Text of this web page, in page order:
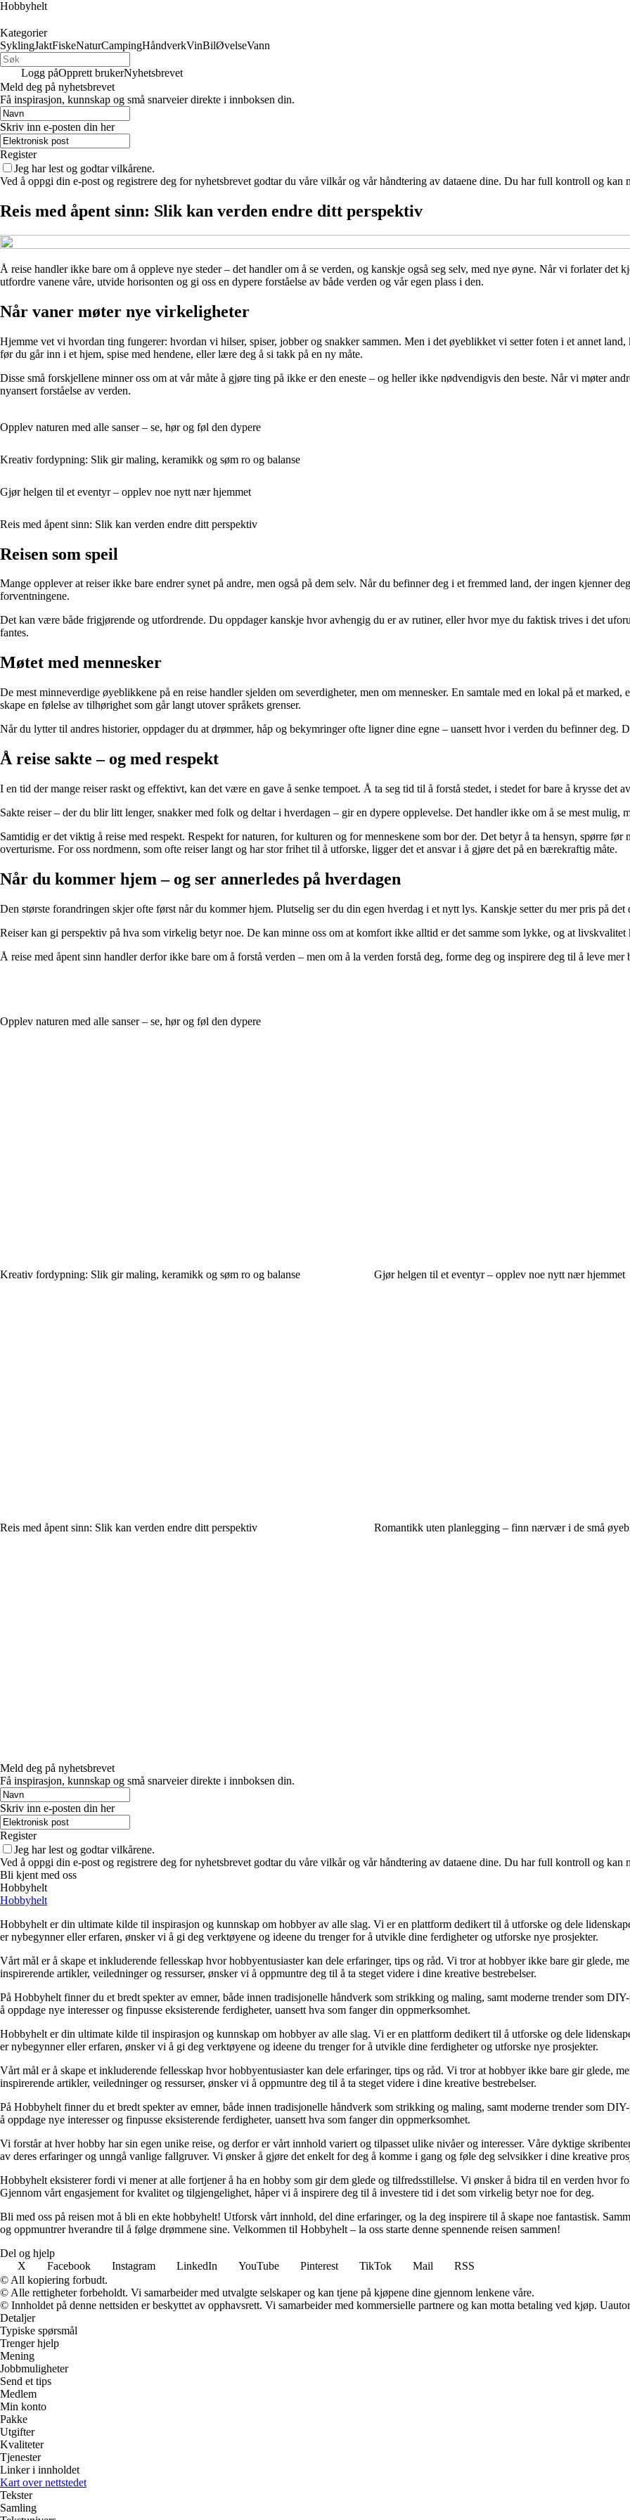
Hobbyhelt
Kategorier
SyklingJaktFiskeNaturCampingHåndverkVinBilØvelseVann
Logg påOpprett brukerNyhetsbrevet
Meld deg på nyhetsbrevet
Få inspirasjon, kunnskap og små snarveier direkte i innboksen din.
Skriv inn e-posten din her
Register
Jeg har lest og godtar vilkårene.
Ved å oppgi din e-post og registrere deg for nyhetsbrevet godtar du våre vilkår og vår håndtering av dataene dine. Du har full kontroll og kan
Reis med åpent sinn: Slik kan verden endre ditt perspektiv
Å reise handler ikke bare om å oppleve nye steder – det handler om å se verden, og kanskje også seg selv, med nye øyne. Når vi forlater det
utfordre vanene våre, utvide horisonten og gi oss en dypere forståelse av både verden og vår egen plass i den.
Når vaner møter nye virkeligheter
Hjemme vet vi hvordan ting fungerer: hvordan vi hilser, spiser, jobber og snakker sammen. Men i det øyeblikket vi setter foten i et annet
før du går inn i et hjem, spise med hendene, eller lære deg å si takk på en ny måte.
Disse små forskjellene minner oss om at vår måte å gjøre ting på ikke er den eneste – og heller ikke nødvendigvis den beste. Når vi møter
nyansert forståelse av verden.
Opplev naturen med alle sanser – se, hør og føl den dypere
Kreativ fordypning: Slik gir maling, keramikk og søm ro og balanse
Gjør helgen til et eventyr – opplev noe nytt nær hjemmet
Reis med åpent sinn: Slik kan verden endre ditt perspektiv
Reisen som speil
Mange opplever at reiser ikke bare endrer synet på andre, men også på dem selv. Når du befinner deg i et fremmed land, der ingen kjenner
forventningene.
Det kan være både frigjørende og utfordrende. Du oppdager kanskje hvor avhengig du er av rutiner, eller hvor mye du faktisk trives i det
fantes.
Møtet med mennesker
De mest minneverdige øyeblikkene på en reise handler sjelden om severdigheter, men om mennesker. En samtale med en lokal på et
skape en følelse av tilhørighet som går langt utover språkets grenser.
Når du lytter til andres historier, oppdager du at drømmer, håp og bekymringer ofte ligner dine egne – uansett hvor i verden du befinner deg.
Å reise sakte – og med respekt
I en tid der mange reiser raskt og effektivt, kan det være en gave å senke tempoet. Å ta seg tid til å forstå stedet, i stedet for bare å krysse det
Sakte reiser – der du blir litt lenger, snakker med folk og deltar i hverdagen – gir en dypere opplevelse. Det handler ikke om å se mest mulig,
Samtidig er det viktig å reise med respekt. Respekt for naturen, for kulturen og for menneskene som bor der. Det betyr å ta hensyn, spørre
overturisme. For oss nordmenn, som ofte reiser langt og har stor frihet til å utforske, ligger det et ansvar i å gjøre det på en bærekraftig måte.
Når du kommer hjem – og ser annerledes på hverdagen
Den største forandringen skjer ofte først når du kommer hjem. Plutselig ser du din egen hverdag i et nytt lys. Kanskje setter du mer pris på
Reiser kan gi perspektiv på hva som virkelig betyr noe. De kan minne oss om at komfort ikke alltid er det samme som lykke, og at
Å reise med åpent sinn handler derfor ikke bare om å forstå verden – men om å la verden forstå deg, forme deg og inspirere deg til å leve mer
Opplev naturen med alle sanser – se, hør og føl den dypere
Kreativ fordypning: Slik gir maling, keramikk og søm ro og balanse Gjør helgen til et eventyr – opplev noe nytt nær hjemmet
Reis med åpent sinn: Slik kan verden endre ditt perspektiv Romantikk uten planlegging – finn nærvær i de små
Meld deg på nyhetsbrevet
Få inspirasjon, kunnskap og små snarveier direkte i innboksen din.
Skriv inn e-posten din her
Register
Jeg har lest og godtar vilkårene.
Ved å oppgi din e-post og registrere deg for nyhetsbrevet godtar du våre vilkår og vår håndtering av dataene dine. Du har full kontroll og kan
Bli kjent med oss
Hobbyhelt
Hobbyhelt
Hobbyhelt er din ultimate kilde til inspirasjon og kunnskap om hobbyer av alle slag. Vi er en plattform dedikert til å utforske og dele
er nybegynner eller erfaren, ønsker vi å gi deg verktøyene og ideene du trenger for å utvikle dine ferdigheter og utforske nye prosjekter.
Vårt mål er å skape et inkluderende fellesskap hvor hobbyentusiaster kan dele erfaringer, tips og råd. Vi tror at hobbyer ikke bare gir glede,
inspirerende artikler, veiledninger og ressurser, ønsker vi å oppmuntre deg til å ta steget videre i dine kreative bestrebelser.
På Hobbyhelt finner du et bredt spekter av emner, både innen tradisjonelle håndverk som strikking og maling, samt moderne trender som
å oppdage nye interesser og finpusse eksisterende ferdigheter, uansett hva som fanger din oppmerksomhet.
Hobbyhelt er din ultimate kilde til inspirasjon og kunnskap om hobbyer av alle slag. Vi er en plattform dedikert til å utforske og dele
er nybegynner eller erfaren, ønsker vi å gi deg verktøyene og ideene du trenger for å utvikle dine ferdigheter og utforske nye prosjekter.
Vårt mål er å skape et inkluderende fellesskap hvor hobbyentusiaster kan dele erfaringer, tips og råd. Vi tror at hobbyer ikke bare gir glede,
inspirerende artikler, veiledninger og ressurser, ønsker vi å oppmuntre deg til å ta steget videre i dine kreative bestrebelser.
På Hobbyhelt finner du et bredt spekter av emner, både innen tradisjonelle håndverk som strikking og maling, samt moderne trender som
å oppdage nye interesser og finpusse eksisterende ferdigheter, uansett hva som fanger din oppmerksomhet.
Vi forstår at hver hobby har sin egen unike reise, og derfor er vårt innhold variert og tilpasset ulike nivåer og interesser. Våre dyktige
av deres erfaringer og unngå vanlige fallgruver. Vi ønsker å gjøre det enkelt for deg å komme i gang og føle deg selvsikker i dine kreative
Hobbyhelt eksisterer fordi vi mener at alle fortjener å ha en hobby som gir dem glede og tilfredsstillelse. Vi ønsker å bidra til en verden hvor
Gjennom vårt engasjement for kvalitet og tilgjengelighet, håper vi å inspirere deg til å investere tid i det som virkelig betyr noe for deg.
Bli med oss på reisen mot å bli en ekte hobbyhelt! Utforsk vårt innhold, del dine erfaringer, og la deg inspirere til å skape noe fantastisk.
og oppmuntrer hverandre til å følge drømmene sine. Velkommen til Hobbyhelt – la oss starte denne spennende reisen sammen!
Del og hjelp
X
Facebook Instagram LinkedIn YouTube Pinterest TikTok Mail
RSS
© All kopiering forbudt.
© Alle rettigheter forbeholdt. Vi samarbeider med utvalgte selskaper og kan tjene på kjøpene dine gjennom lenkene våre.
© Innholdet på denne nettsiden er beskyttet av opphavsrett. Vi samarbeider med kommersielle partnere og kan motta betaling ved kjøp.
Detaljer
Typiske spørsmål
Trenger hjelp
Mening
Jobbmuligheter
Send et tips
Medlem
Min konto
Pakke
Utgifter
Kvaliteter
Tjenester
Linker i innholdet
Kart over nettstedet
Tekster
Samling